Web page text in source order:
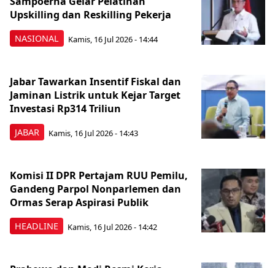
NASIONAL
Upskilling dan Reskilling Pekerja
Kamis, 16 Jul 2026 - 14:44
JABAR
Jabar Tawarkan Insentif Fiskal dan
Jaminan Listrik untuk Kejar Target
Investasi Rp314 Triliun
Kamis, 16 Jul 2026 - 14:43
HEADLINE
Komisi II DPR Pertajam RUU Pemilu,
Gandeng Parpol Nonparlemen dan
Ormas Serap Aspirasi Publik
Kamis, 16 Jul 2026 - 14:42